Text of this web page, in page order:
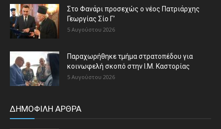
Στο Φανάρι προσεχώς ο νέος Πατριάρχης
Γεωργίας Σίο Γ’
5 Αυγούστου 2026
Παραχωρήθηκε τμήμα στρατοπέδου για
κοινωφελή σκοπό στην Ι.Μ. Καστορίας
5 Αυγούστου 2026
ΔΗΜΟΦΙΛΗ ΑΡΘΡΑ